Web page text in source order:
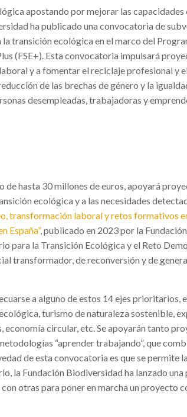
apostando por mejorar las capacidades
ha publicado una convocatoria de
transición ecológica en el marco del
(FSE+). Esta convocatoria impulsará
y a fomentar el reciclaje profesional y
de las brechas de género y la
desempleadas, trabajadoras y
hasta 30 millones de euros, apoyará
ecológica y a las necesidades
transformación laboral y retos formativos
España”, publicado en 2023 por la
para la Transición Ecológica y el Reto
transformador, de reconversión y de
a alguno de estos 14 ejes prioritarios,
turismo de naturaleza sostenible,
circular, etc. Se apoyarán tanto
“aprender trabajando”, que
de esta convocatoria es que se permite
la Fundación Biodiversidad ha lanzado
otras para poner en marcha un proyecto